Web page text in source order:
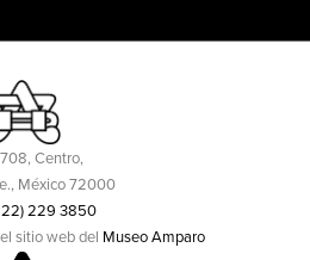
Centro,
México 72000
229 3850
sitio web del Museo Amparo